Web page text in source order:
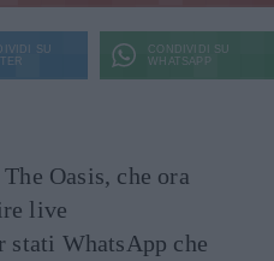
SU
CONDIVIDI SU
WHATSAPP
Oasis, che ora
live
stati WhatsApp che